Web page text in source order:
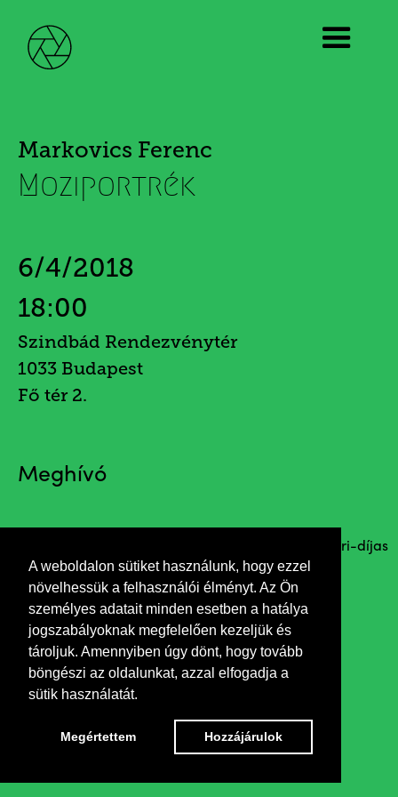
A weboldalon sütiket használunk, hogy ezzel
növelhessük a felhasználói élményt. Az Ön
személyes adatait minden esetben a hatálya
jogszabályoknak megfelelően kezeljük és
tároljuk. Amennyiben úgy dönt, hogy tovább
böngészi az oldalunkat, azzal elfogadja a
sütik használatát.
Megértettem Hozzájárulok
Markovics Ferenc
Moziportrék
6/4/2018
18:00
Szindbád Rendezvénytér
1033 Budapest
Fő tér 2.
Meghívó
Megnyitja Piros Ildikó Kossuth- és Jászai Mari-díjas
színművész